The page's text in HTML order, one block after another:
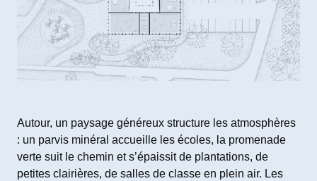
Autour, un paysage généreux structure les atmosphères
: un parvis minéral accueille les écoles, la promenade
verte suit le chemin et s’épaissit de plantations, de
petites clairières, de salles de classe en plein air. Les